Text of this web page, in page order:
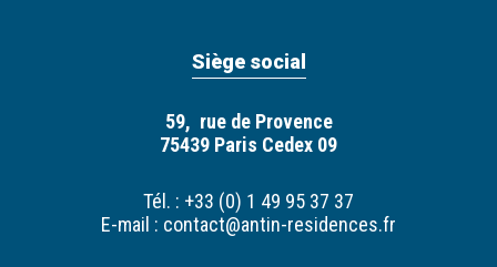
Siège social
59, rue de Provence
75439 Paris Cedex 09
Tél. : +33 (0) 1 49 95 37 37
E-mail : contact@antin-residences.fr